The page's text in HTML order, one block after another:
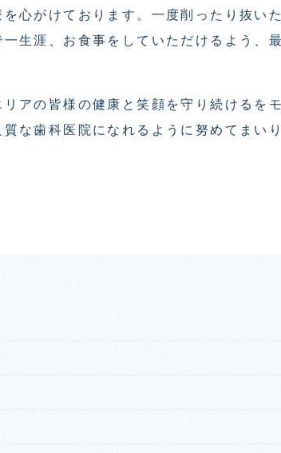
心がけております。一度削ったり抜いた
生涯、お食事をしていただけるよう、最
アの皆様の健康と笑顔を守り続けるをモ
な歯科医院になれるように努めてまいり